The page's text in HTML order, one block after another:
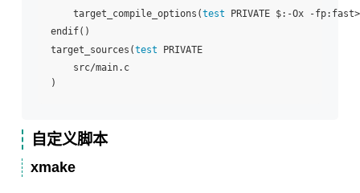
target_compile_options(test PRIVATE $:-Ox -
endif()
target_sources(test PRIVATE
src/main.c
自定义脚本
xmake